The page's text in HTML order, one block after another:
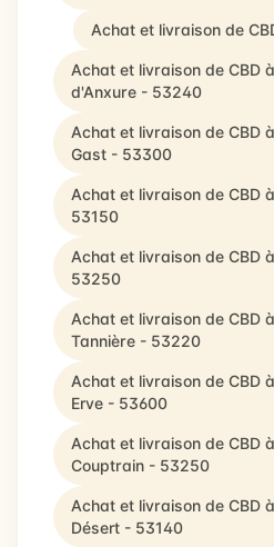
Achat et livraison de
Achat et livraison de CBD
d'Anxure - 53240
Achat et livraison de CBD
Gast - 53300
Achat et livraison de CBD
53150
Achat et livraison de CBD
53250
Achat et livraison de CBD
Tannière - 53220
Achat et livraison de CBD
Erve - 53600
Achat et livraison de CBD
Couptrain - 53250
Achat et livraison de CBD
Désert - 53140